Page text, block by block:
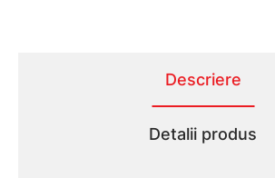
Descriere
Detalii produs